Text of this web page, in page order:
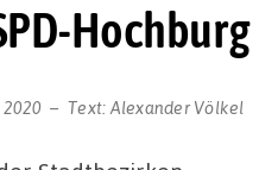
Hochburg
Text: Alexander Völkel